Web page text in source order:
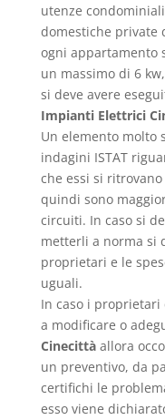
utenze
domestiche private
ogni appartamento
un massimo di 6
si deve avere
Impianti Elettrici
Un elemento molto
indagini ISTAT
che essi si
quindi sono
circuiti. In caso si
metterli a norma si
proprietari e le
uguali.
In caso i proprietari
a modificare o
Cinecittàallora
un preventivo, da
certifichi le
esso viene